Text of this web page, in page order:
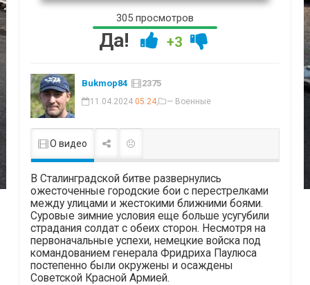
305 просмотров
Да! +3
Bukmop84 2375
11.04.2024 05:24, — Военные
О видео
В Сталинградской битве развернулись
ожесточенные городские бои с перестрелками
между улицами и жестокими ближними боями.
Суровые зимние условия еще больше усугубили
страдания солдат с обеих сторон. Несмотря на
первоначальные успехи, немецкие войска под
командованием генерала Фридриха Паулюса
постепенно были окружены и осаждены
Советской Красной Армией.